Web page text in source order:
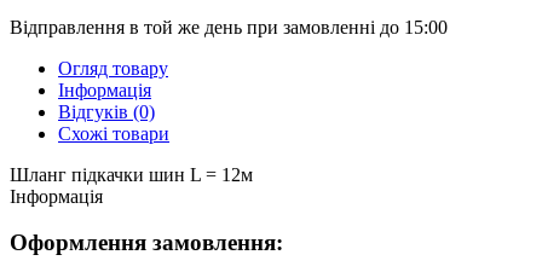
Відправлення в той же день при замовленні до 15:00
Огляд товару
Інформація
Відгуків (0)
Схожі товари
Шланг підкачки шин L = 12м
Інформація
Оформлення замовлення: